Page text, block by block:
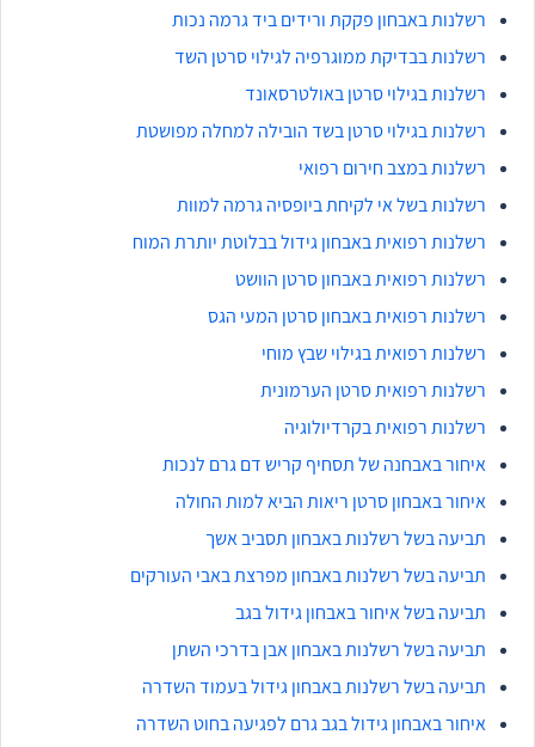
רשלנות באבחון פקקת ורידים ביד גרמה נכות
רשלנות בבדיקת ממוגרפיה לגילוי סרטן השד
רשלנות בגילוי סרטן באולטרסאונד
רשלנות בגילוי סרטן בשד הובילה למחלה מפושטת
רשלנות במצב חירום רפואי
רשלנות בשל אי לקיחת ביופסיה גרמה למוות
רשלנות רפואית באבחון גידול בבלוטת יותרת המוח
רשלנות רפואית באבחון סרטן הוושט
רשלנות רפואית באבחון סרטן המעי הגס
רשלנות רפואית בגילוי שבץ מוחי
רשלנות רפואית סרטן הערמונית
רשלנות רפואית בקרדיולוגיה
איחור באבחנה של תסחיף קריש דם גרם לנכות
איחור באבחון סרטן ריאות הביא למות החולה
תביעה בשל רשלנות באבחון תסביב אשך
תביעה בשל רשלנות באבחון מפרצת באבי העורקים
תביעה בשל איחור באבחון גידול בגב
תביעה בשל רשלנות באבחון אבן בדרכי השתן
תביעה בשל רשלנות באבחון גידול בעמוד השדרה
איחור באבחון גידול בגב גרם לפגיעה בחוט השדרה